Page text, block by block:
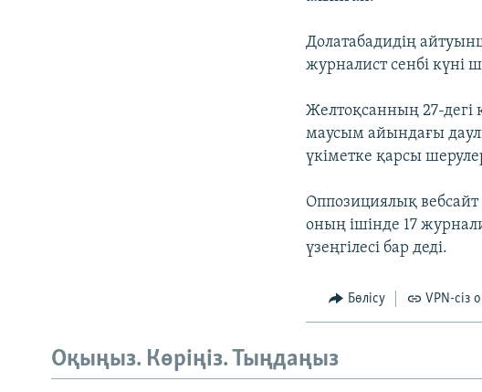
Долатабадидің
журналист сенбі күні
Желтоқсанның 27-дегі
маусым айындағы
үкіметке қарсы
Оппозициялық
оның ішінде 17
үзеңгілесі бар деді.
Бөлісу VPN-сіз
Оқыңыз. Көріңіз. Тыңдаңыз